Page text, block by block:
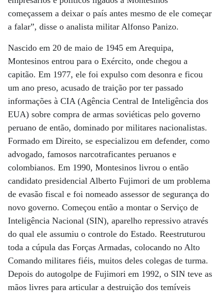
começassem a deixar o país antes mesmo de ele começar
a falar”, disse o analista militar Alfonso Panizo.
Nascido em 20 de maio de 1945 em Arequipa,
Montesinos entrou para o Exército, onde chegou a
capitão. Em 1977, ele foi expulso com desonra e ficou
um ano preso, acusado de traição por ter passado
informações à CIA (Agência Central de Inteligência dos
EUA) sobre compra de armas soviéticas pelo governo
peruano de então, dominado por militares nacionalistas.
Formado em Direito, se especializou em defender, como
advogado, famosos narcotraficantes peruanos e
colombianos. Em 1990, Montesinos livrou o então
candidato presidencial Alberto Fujimori de um problema
de evasão fiscal e foi nomeado assessor de segurança do
novo governo. Começou então a montar o Serviço de
Inteligência Nacional (SIN), aparelho repressivo através
do qual ele assumiu o controle do Estado. Reestruturou
toda a cúpula das Forças Armadas, colocando no Alto
Comando militares fiéis, muitos deles colegas de turma.
Depois do autogolpe de Fujimori em 1992, o SIN teve as
mãos livres para articular a destruição dos temíveis